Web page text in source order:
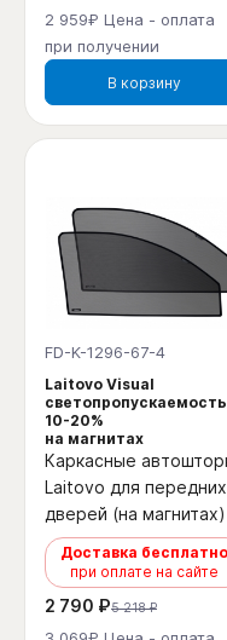
2 959₽ Цена - оплата
при получении
В корзину
FD-K-1296-67-4
Laitovo Visual
светопропускаемость
10-20%
на магнитах
Каркасные
Laitovo для передних
дверей (на магнитах)
Доставка бесплатно
при оплате на сайте
2 790 ₽5 218 ₽